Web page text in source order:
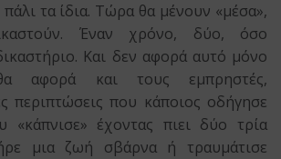
τα ίδια. Τώρα θα μένουν «μέσα»,
Έναν χρόνο, δύο, όσο
Και δεν αφορά αυτό μόνο
αφορά και τους εμπρηστές,
περιπτώσεις που κάποιος οδήγησε
«κάπνισε» έχοντας πιει δύο τρία
μια ζωή σβάρνα ή τραυμάτισε